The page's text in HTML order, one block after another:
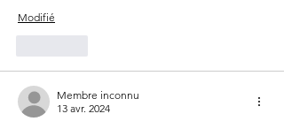
Modifié
Membre inconnu
13 avr. 2024